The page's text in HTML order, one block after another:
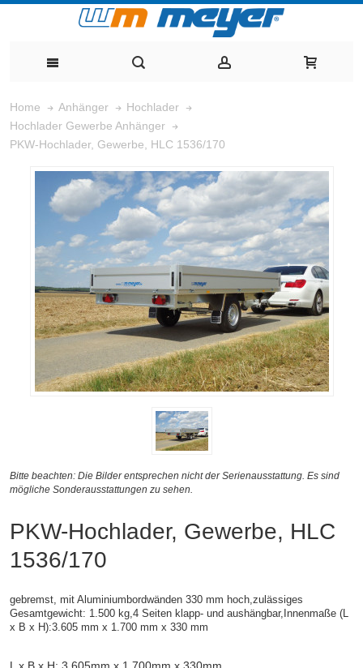
Home Anhänger
Hochlader
Hochlader Gewerbe Anhänger
PKW-Hochlader, Gewerbe, HLC 1536/170
Bitte beachten: Die Bilder entsprechen nicht der Serienausstattung. Es sind
mögliche Sonderausstattungen zu sehen.
PKW-Hochlader, Gewerbe, HLC
1536/170
gebremst, mit Aluminiumbordwänden 330 mm hoch,zulässiges
Gesamtgewicht: 1.500 kg,4 Seiten klapp- und aushängbar, Innenmaße (L
x B x H):3.605 mm x 1.700 mm x 330 mm